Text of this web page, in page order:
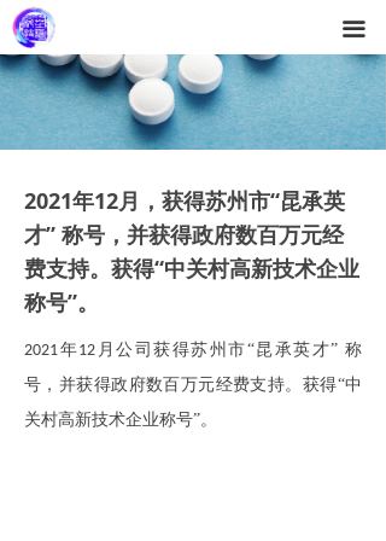
끀
2021年12月，获得苏州市“昆承英
才” 称号，并获得政府数百万元经
费支持。获得“中关村高新技术企业
称号”。
2021年12 月公司获得苏州市“昆承英才” 称
号，并获得政府数百万元经费支持。获得“中
关村高新技术企业称号”。